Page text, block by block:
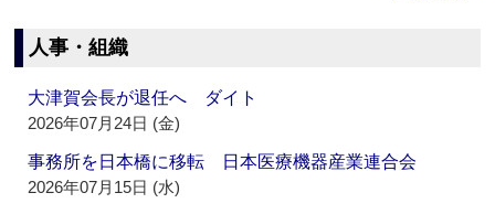
人事・組織
大津賀会長が退任へ ダイト
2026年07月24日 (金)
事務所を日本橋に移転 日本医療機器産業連合会
2026年07月15日 (水)